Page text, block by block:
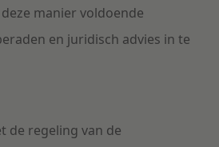
manier voldoende
en juridisch advies in te
de regeling van de